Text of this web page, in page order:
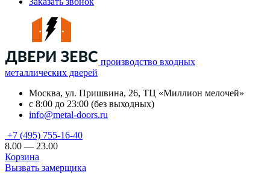
производство входных
металлических дверей
Москва, ул. Пришвина, 26, ТЦ «Миллион мелочей»
с 8:00 до 23:00 (без выходных)
info@metal-doors.ru
+7 (495) 755-16-40
8.00 — 23.00
Корзина
Вызвать замерщика